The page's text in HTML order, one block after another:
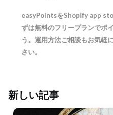
easyPointsをShopify app
ずは無料のフリープランでポ
う。運用方法ご相談もお気軽
さい。
新しい記事